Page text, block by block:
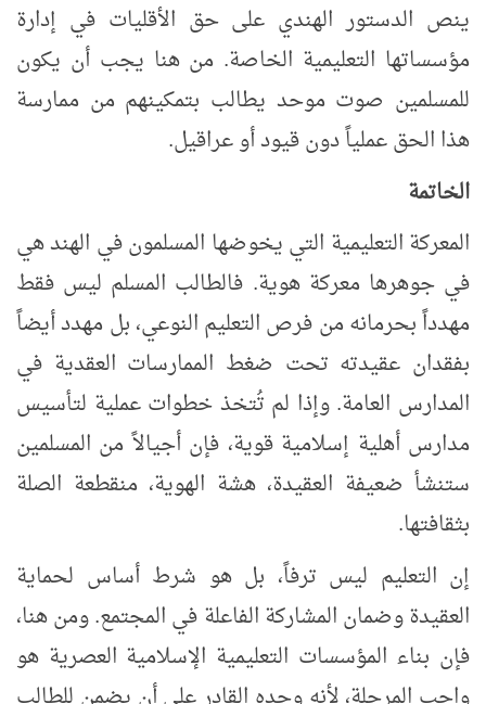
ينص الدستور الهندي على حق الأقليات في إدارة
مؤسساتها التعليمية الخاصة. من هنا يجب أن يكون
للمسلمين صوت موحد يطالب بتمكينهم من ممارسة
هذا الحق عملياً دون قيود أو عراقيل.
الخاتمة
المعركة التعليمية التي يخوضها المسلمون في الهند هي
في جوهرها معركة هوية. فالطالب المسلم ليس فقط
مهدداً بحرمانه من فرص التعليم النوعي، بل مهدد أيضاً
بفقدان عقيدته تحت ضغط الممارسات العقدية في
المدارس العامة. وإذا لم تُتخذ خطوات عملية لتأسيس
مدارس أهلية إسلامية قوية، فإن أجيالاً من المسلمين
ستنشأ ضعيفة العقيدة، هشة الهوية، منقطعة الصلة
بثقافتها.
إن التعليم ليس ترفاً، بل هو شرط أساس لحماية
العقيدة وضمان المشاركة الفاعلة في المجتمع. ومن هنا،
فإن بناء المؤسسات التعليمية الإسلامية العصرية هو